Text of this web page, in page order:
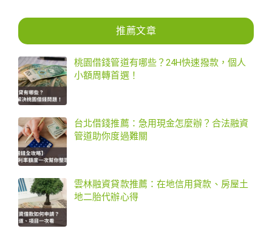
推薦文章
桃園借錢管道有哪些？24H快速撥款，個人
小額周轉首選！
台北借錢推薦：急用現金怎麼辦？合法融資
管道助你度過難關
雲林融資貸款推薦：在地信用貸款、房屋土
地二胎代辦心得